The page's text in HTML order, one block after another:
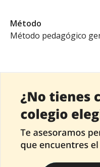
Método
Método pedagógico